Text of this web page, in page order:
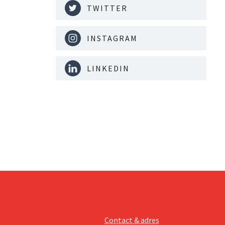
TWITTER
INSTAGRAM
LINKEDIN
Contact & adres